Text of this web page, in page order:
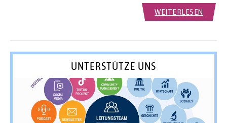
WEITERLESEN
UNTERSTÜTZE UNS